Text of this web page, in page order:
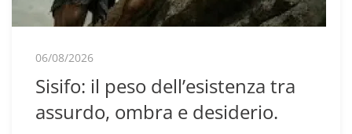
06/08/2026
Sisifo: il peso dell’esistenza tra
assurdo, ombra e desiderio.